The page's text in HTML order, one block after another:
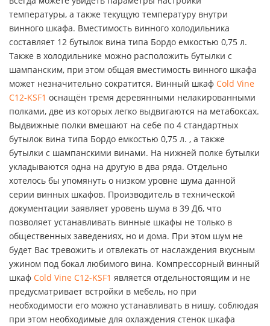
температуры, а также текущую температуру внутри
винного шкафа. Вместимость винного холодильника
составляет 12 бутылок вина типа Бордо емкостью 0,75 л.
Также в холодильнике можно расположить бутылки с
шампанским, при этом общая вместимость винного шкафа
может незначительно сократится. Винный шкаф Cold Vine
C12-KSF1 оснащён тремя деревянными нелакированными
полками, две из которых легко выдвигаются на метабоксах.
Выдвижные полки вмешают на себе по 4 стандартных
бутылок вина типа Бордо емкостью 0,75 л. , а также
бутылки с шампанскими винами. На нижней полке бутылки
укладываются одна на другую в два ряда. Отдельно
хотелось бы упомянуть о низком уровне шума данной
серии винных шкафов. Производитель в технической
документации заявляет уровень шума в 39 Дб, что
позволяет устанавливать винные шкафы не только в
общественных заведениях, но и дома. При этом шум не
будет Вас тревожить и отвлекать от наслаждения вкусным
ужином под бокал любимого вина. Компрессорный винный
шкаф Cold Vine C12-KSF1 является отдельностоящим и не
предусматривает встройки в мебель, но при
необходимости его можно устанавливать в нишу, соблюдая
при этом необходимые для охлаждения стенок шкафа